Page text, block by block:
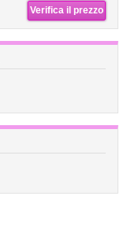
Verifica il prezzo